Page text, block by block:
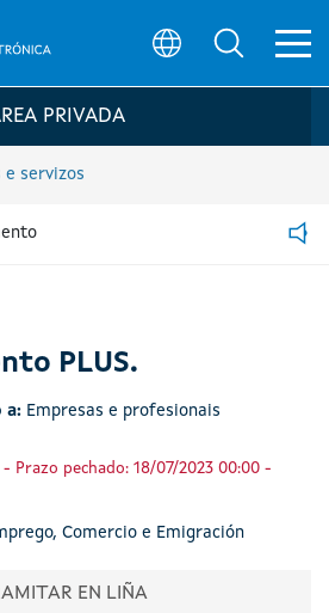
da Xunta de
PRIVADA
e servizos
PLUS.
a: Empresas e profesionais
Prazo pechado: 18/07/2023 00:00 -
Comercio e Emigración
EN LIÑA